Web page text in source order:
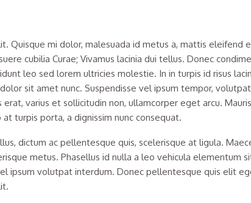
Quisque mi dolor, malesuada id metus a, mattis eleifend
cubilia Curae; Vivamus lacinia dui tellus. Donec
leo sed lorem ultricies molestie. In in turpis id risus
sit amet nunc. Suspendisse vel ipsum tempor,
varius et sollicitudin non, ullamcorper eget arcu.
turpis porta, a dignissim nunc consequat.
dictum ac pellentesque quis, scelerisque at ligula.
metus. Phasellus id nulla a leo vehicula elementum
ipsum volutpat interdum. Donec pellentesque quis elit